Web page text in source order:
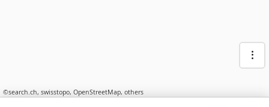
©search.ch, swisstopo, OpenStreetMap, others